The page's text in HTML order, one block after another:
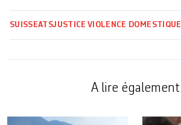
SUISSEATSJUSTICE VIOLENCE DOMESTIQUE
A lire également